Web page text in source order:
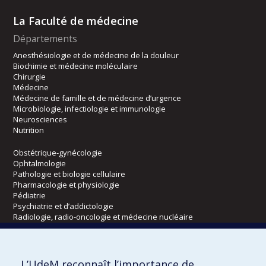
La Faculté de médecine
Départements
Anesthésiologie et de médecine de la douleur
Biochimie et médecine moléculaire
Chirurgie
Médecine
Médecine de famille et de médecine d’urgence
Microbiologie, infectiologie et immunologie
Neurosciences
Nutrition
Obstétrique-gynécologie
Ophtalmologie
Pathologie et biologie cellulaire
Pharmacologie et physiologie
Pédiatrie
Psychiatrie et d’addictologie
Radiologie, radio-oncologie et médecine nucléaire